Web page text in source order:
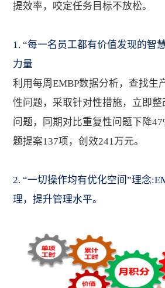
提效率，咬定任务目标不放松。
1. “每一名员工都有价值发现的智
力量
利用每周EMBP数据分析，查找生
性问题，采取针对性措施，立即
问题，同期对比重复性问题下降
题提案137项，创效241万元。
2. “一切操作均有优化空间”理念
理，提升管理水平。